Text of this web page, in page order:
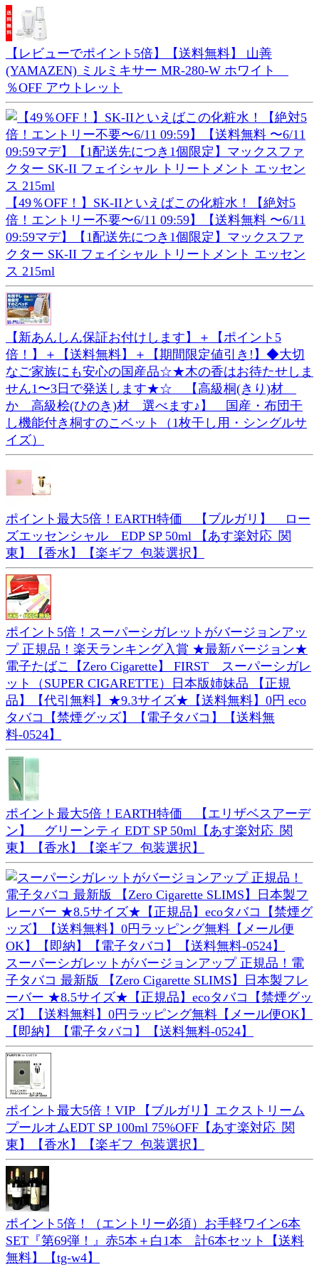
【レビューでポイント5倍】【送料無料】 山善
(YAMAZEN) ミルミキサー MR-280-W ホワイト
％OFF アウトレット
【49％OFF！】SK-IIといえばこの化粧水！【絶対5
倍！エントリー不要〜6/11 09:59】【送料無料 〜6/11
09:59マデ】【1配送先につき1個限定】マックスファ
クター SK-II フェイシャル トリートメント エッセン
ス 215ml
【新あんしん保証お付けします】＋【ポイント5
倍！】＋【送料無料】＋【期間限定値引き!】◆大切
なご家族にも安心の国産品☆★木の香はお待たせしま
せん1〜3日で発送します★☆ 【高級桐(きり)材
か 高級桧(ひのき)材 選べます♪】 国産・布団干
し機能付き桐すのこベット（1枚干し用・シングルサ
イズ）
ポイント最大5倍！EARTH特価 【ブルガリ】 ロー
ズエッセンシャル EDP SP 50ml 【あす楽対応_関
東】【香水】【楽ギフ_包装選択】
ポイント5倍！スーパーシガレットがバージョンアッ
プ 正規品！楽天ランキング入賞 ★最新バージョン★
電子たばこ【Zero Cigarette】 FIRST スーパーシガレ
ット（SUPER CIGARETTE）日本版姉妹品 【正規
品】【代引無料】★9.3サイズ★【送料無料】0円 eco
タバコ【禁煙グッズ】【電子タバコ】【送料無
料-0524】
ポイント最大5倍！EARTH特価 【エリザベスアーデ
ン】 グリーンティ EDT SP 50ml【あす楽対応_関
東】【香水】【楽ギフ_包装選択】
スーパーシガレットがバージョンアップ 正規品！電
子タバコ 最新版 【Zero Cigarette SLIMS】日本製フレ
ーバー ★8.5サイズ★【正規品】ecoタバコ【禁煙グッ
ズ】【送料無料】0円ラッピング無料【メール便OK】
【即納】【電子タバコ】【送料無料-0524】
ポイント最大5倍！VIP 【ブルガリ】エクストリーム
プールオムEDT SP 100ml 75%OFF【あす楽対応_関
東】【香水】【楽ギフ_包装選択】
ポイント5倍！（エントリー必須）お手軽ワイン6本
SET『第69弾！』赤5本＋白1本 計6本セット【送料
無料】【tg-w4】